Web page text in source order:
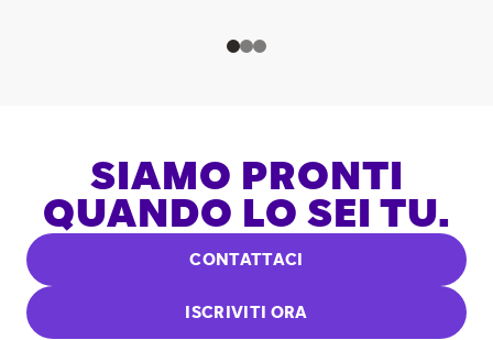
SIAMO PRONTI
QUANDO LO SEI TU.
CONTATTACI
ISCRIVITI ORA